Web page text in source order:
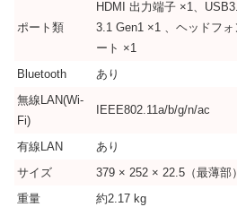
ポート類
HDMI 出力端子 ×1、
3.1 Gen1 ×1 、ヘッドフ
ート ×1
Bluetooth
あり
無線LAN(Wi-
Fi)
IEEE802.11a/b/g/n/ac
有線LAN
あり
サイズ
379 × 252 × 22.5（最薄部
重量
約2.17 kg